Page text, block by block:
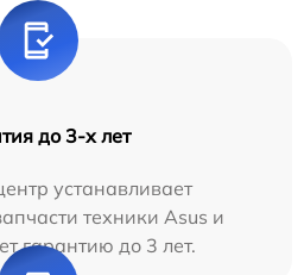
до 3-х лет
устанавливает
техники Asus и
гарантию до 3 лет.